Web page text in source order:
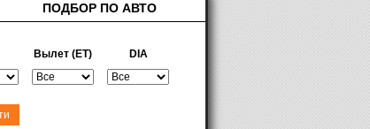
ПОДБОР ПО АВТО
Вылет (ET) DIA